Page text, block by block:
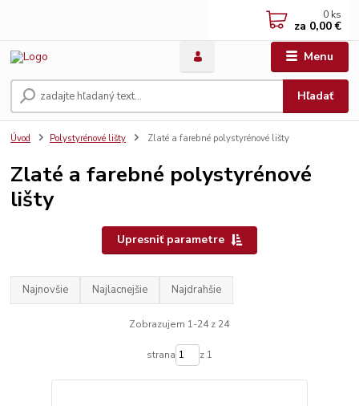
Menu
Hľadať
0 ks
za 0,00 €
Úvod Polystyrénové lišty Zlaté a farebné polystyrénové lišty
Zlaté a farebné polystyrénové
lišty
Upresniť parametre
Najnovšie Najlacnejšie Najdrahšie
Zobrazujem 1-24 z 24
strana z 1